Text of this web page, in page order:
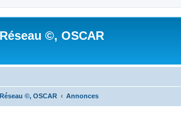
©, OSCAR
©, OSCAR Annonces